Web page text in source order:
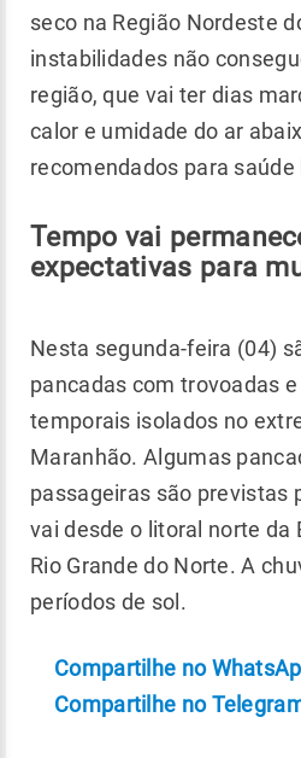
seco na Região Nordeste
instabilidades não
região, que vai ter dias
calor e umidade do ar
recomendados para saúde
Tempo vai
expectativas para
Nesta segunda-feira (04)
pancadas com trovoadas
temporais isolados no
Maranhão. Algumas
passageiras são previstas
vai desde o litoral norte da
Rio Grande do Norte. A
períodos de sol.
Compartilhe no
Compartilhe no